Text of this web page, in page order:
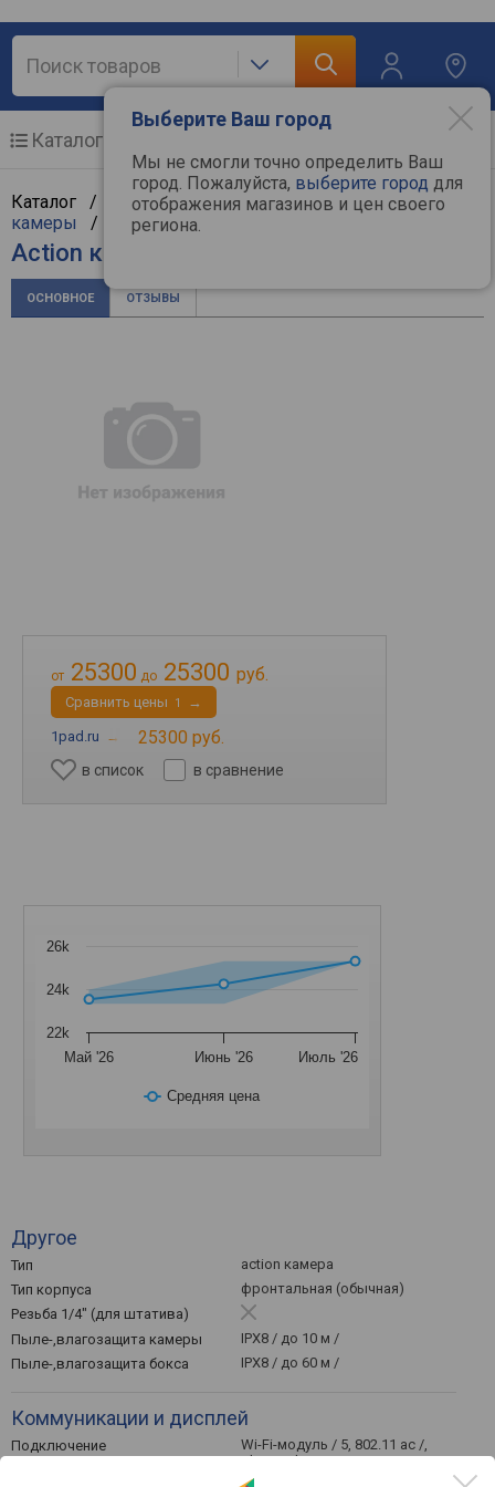
Выберите Ваш город
Мы не смогли точно определить Ваш
город. Пожалуйста, выберите город для
отображения магазинов и цен своего
региона.
Каталог
Каталог / ТВ и видеотехника/Стриминг/Action
камеры
/ Insta360
Action камера Insta360 Ace
ОСНОВНОЕ ОТЗЫВЫ
от 25300 до 25300 руб.
Cравнить цены 1 →
1pad.ru → 25300 руб.
в список в сравнение
Средняя цена
Май '26 Июнь '26 Июль '26
22k
24k
26k
Другое
Тип
action камера
Тип корпуса
фронтальная (обычная)
Резьба 1/4" (для штатива)
Пыле-,влагозащита камеры
IPX8 / до 10 м /
Пыле-,влагозащита бокса
IPX8 / до 60 м /
Коммуникации и дисплей
Подключение
Wi-Fi-модуль / 5, 802.11 ac /,
Bluetooth / 5.2, BLE /, USB C